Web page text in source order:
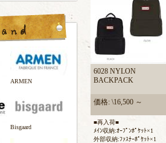
ARMEN
Bisgaard
6028 NYLON
BACKPACK
価格: \16,500 ～
■再入荷■
ﾒｲﾝ収納:ｵｰﾌﾟﾝﾎﾟｹｯﾄ×1
外部収納:ﾌｧｽﾅｰﾎﾟｹｯﾄ×1